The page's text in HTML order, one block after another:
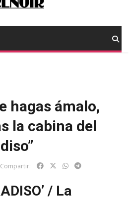
hagas ámalo,
la cabina del
Compartir:
/ La